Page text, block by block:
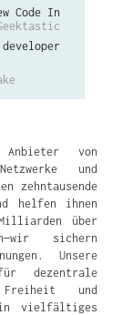
Code In
von
und
zehntausende
helfen ihnen
über
sichern
Unsere
dezentrale
und
vielfältiges